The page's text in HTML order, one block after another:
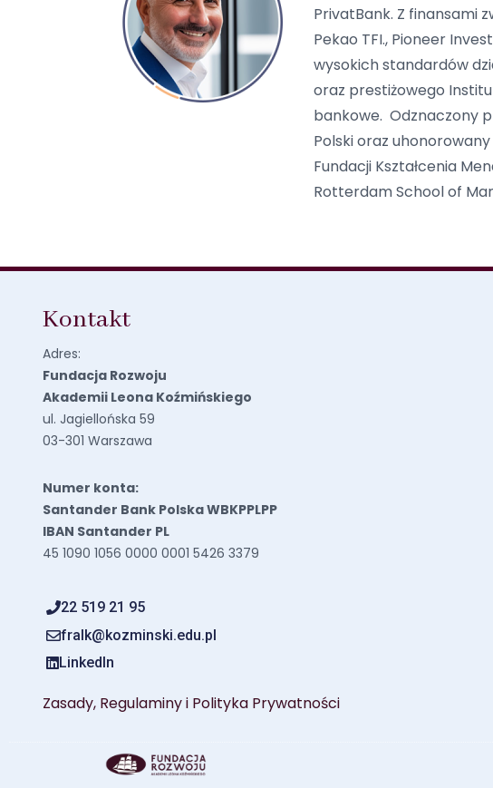
PrivatBank. Z finansami
Pekao TFI., Pioneer
wysokich standardów
oraz prestiżowego
bankowe. Odznaczony
Polski oraz
Fundacji Kształcenia
Rotterdam School of
Kontakt
Adres:
Fundacja Rozwoju
Akademii Leona Koźmińskiego
ul. Jagiellońska 59
03-301 Warszawa
Numer konta:
Santander Bank Polska WBKPPLPP
IBAN Santander PL
45 1090 1056 0000 0001 5426 3379
22 519 21 95
fralk@kozminski.edu.pl
LinkedIn
Zasady, Regulaminy i Polityka Prywatności